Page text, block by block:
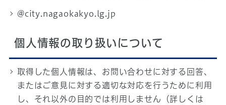
@city.nagaokakyo.lg.jp
個人情報の取り扱いについて
取得した個人情報は、お問い合わせに対する回答、
またはご意見に対する適切な対応を行うために利用
し、それ以外の目的では利用しません（詳しくは